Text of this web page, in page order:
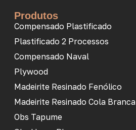
Produtos
Compensado Plastificado
Plastificado 2 Processos
Compensado Naval
Plywood
Madeirite Resinado Fenólico
Madeirite Resinado Cola Branca
Obs Tapume